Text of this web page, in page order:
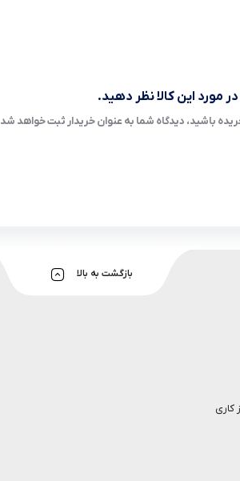
مورد این کالا نظر دهید.
باشید، دیدگاه شما به عنوان خریدار ثبت خواهد
بازگشت به بالا